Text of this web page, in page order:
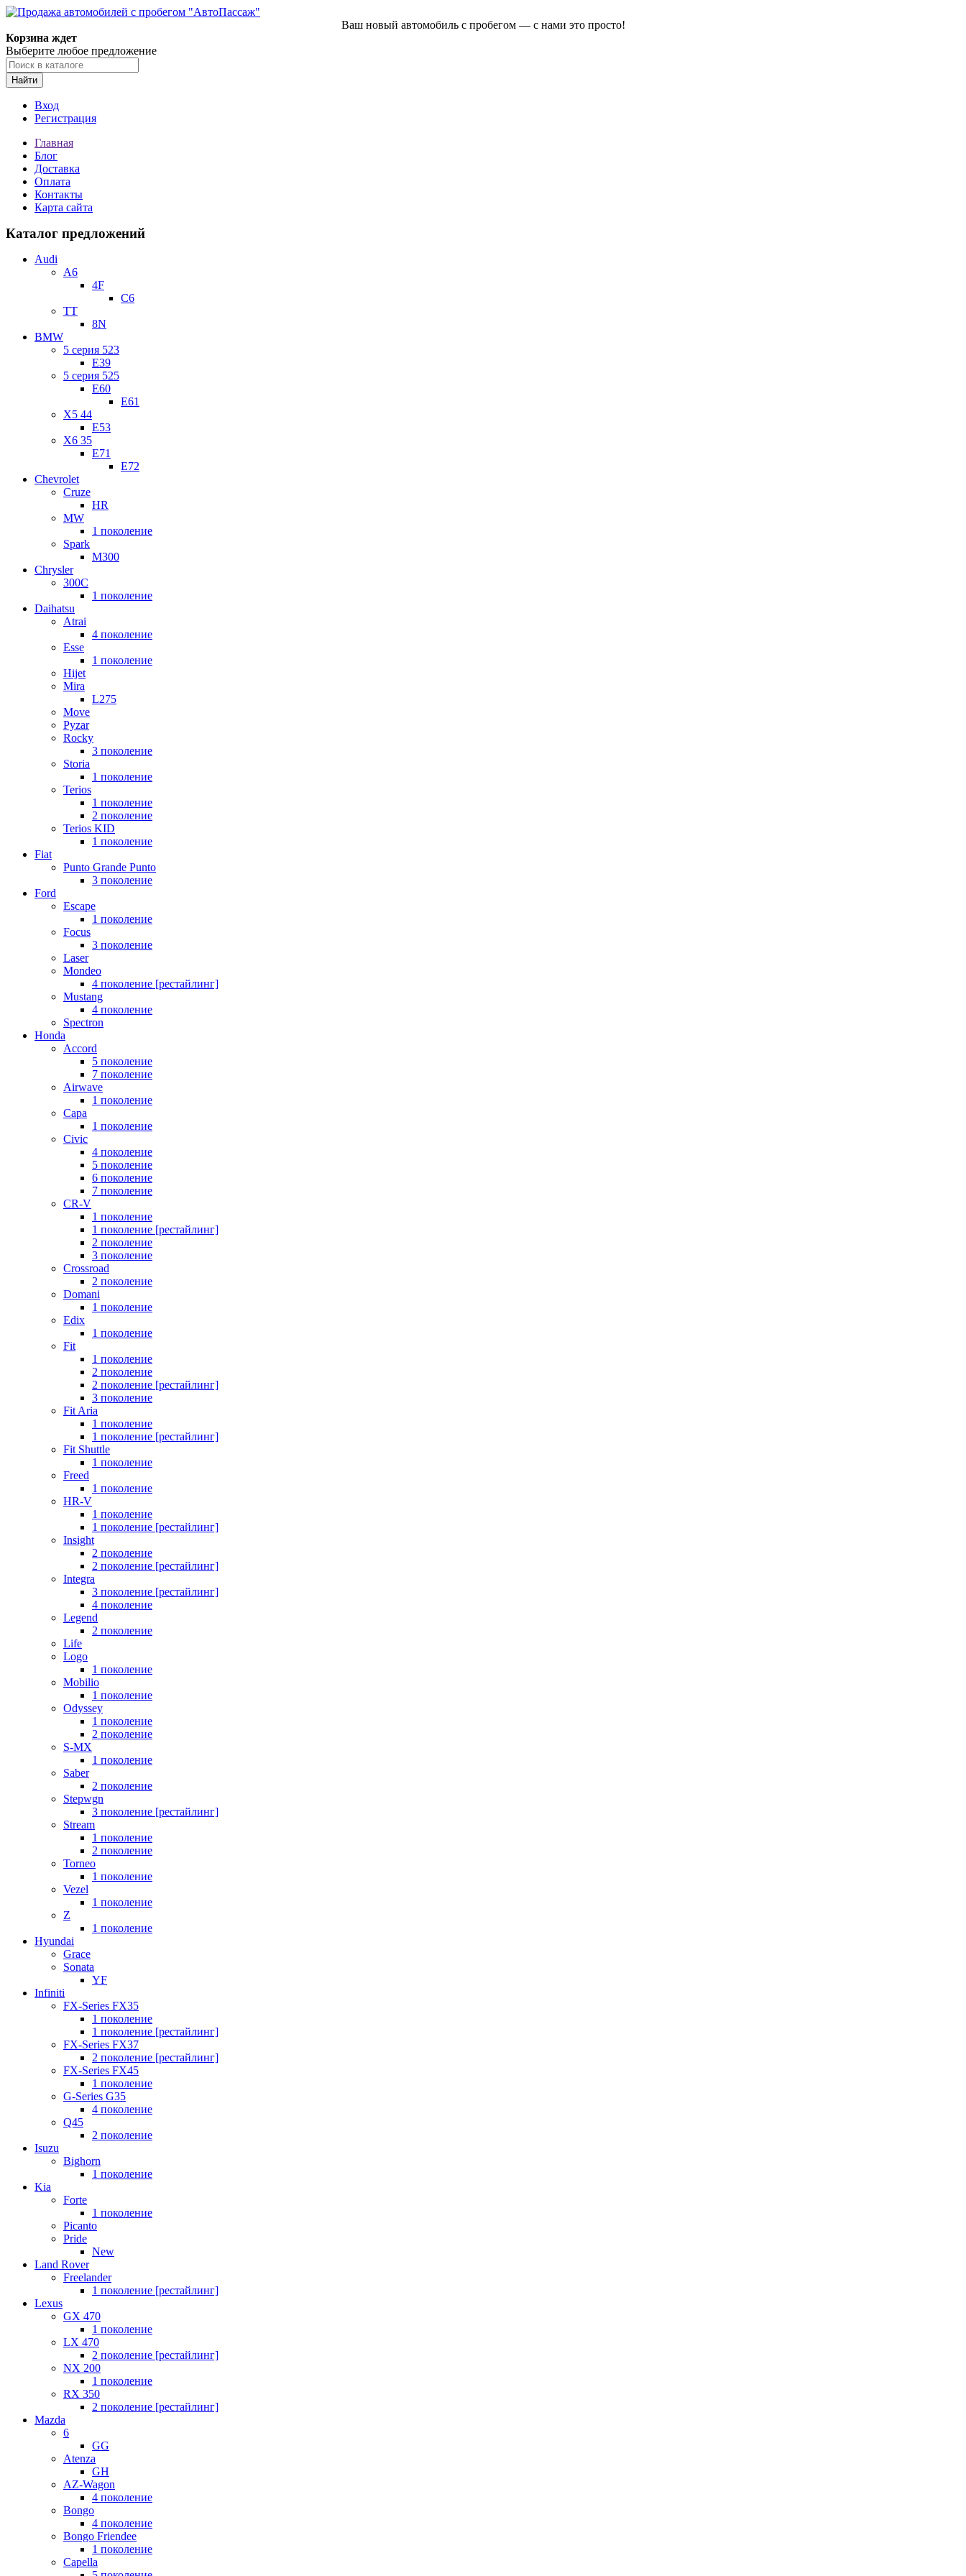
Ваш новый автомобиль с пробегом — с нами это просто!
Корзина ждет
Выберите любое предложение
Найти
Вход
Регистрация
Главная
Блог
Доставка
Оплата
Контакты
Карта сайта
Каталог предложений
Audi
A6
4F
C6
TT
8N
BMW
5 серия 523
E39
5 серия 525
E60
E61
X5 44
E53
X6 35
E71
E72
Chevrolet
Cruze
HR
MW
1 поколение
Spark
M300
Chrysler
300C
1 поколение
Daihatsu
Atrai
4 поколение
Esse
1 поколение
Hijet
Mira
L275
Move
Pyzar
Rocky
3 поколение
Storia
1 поколение
Terios
1 поколение
2 поколение
Terios KID
1 поколение
Fiat
Punto Grande Punto
3 поколение
Ford
Escape
1 поколение
Focus
3 поколение
Laser
Mondeo
4 поколение [рестайлинг]
Mustang
4 поколение
Spectron
Honda
Accord
5 поколение
7 поколение
Airwave
1 поколение
Capa
1 поколение
Civic
4 поколение
5 поколение
6 поколение
7 поколение
CR-V
1 поколение
1 поколение [рестайлинг]
2 поколение
3 поколение
Crossroad
2 поколение
Domani
1 поколение
Edix
1 поколение
Fit
1 поколение
2 поколение
2 поколение [рестайлинг]
3 поколение
Fit Aria
1 поколение
1 поколение [рестайлинг]
Fit Shuttle
1 поколение
Freed
1 поколение
HR-V
1 поколение
1 поколение [рестайлинг]
Insight
2 поколение
2 поколение [рестайлинг]
Integra
3 поколение [рестайлинг]
4 поколение
Legend
2 поколение
Life
Logo
1 поколение
Mobilio
1 поколение
Odyssey
1 поколение
2 поколение
S-MX
1 поколение
Saber
2 поколение
Stepwgn
3 поколение [рестайлинг]
Stream
1 поколение
2 поколение
Torneo
1 поколение
Vezel
1 поколение
Z
1 поколение
Hyundai
Grace
Sonata
YF
Infiniti
FX-Series FX35
1 поколение
1 поколение [рестайлинг]
FX-Series FX37
2 поколение [рестайлинг]
FX-Series FX45
1 поколение
G-Series G35
4 поколение
Q45
2 поколение
Isuzu
Bighorn
1 поколение
Kia
Forte
1 поколение
Picanto
Pride
New
Land Rover
Freelander
1 поколение [рестайлинг]
Lexus
GX 470
1 поколение
LX 470
2 поколение [рестайлинг]
NX 200
1 поколение
RX 350
2 поколение [рестайлинг]
Mazda
6
GG
Atenza
GH
AZ-Wagon
4 поколение
Bongo
4 поколение
Bongo Friendee
1 поколение
Capella